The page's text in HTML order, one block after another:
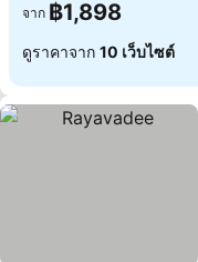
จาก ฿1,898
ดูราคาจาก 10 เว็บไซต์